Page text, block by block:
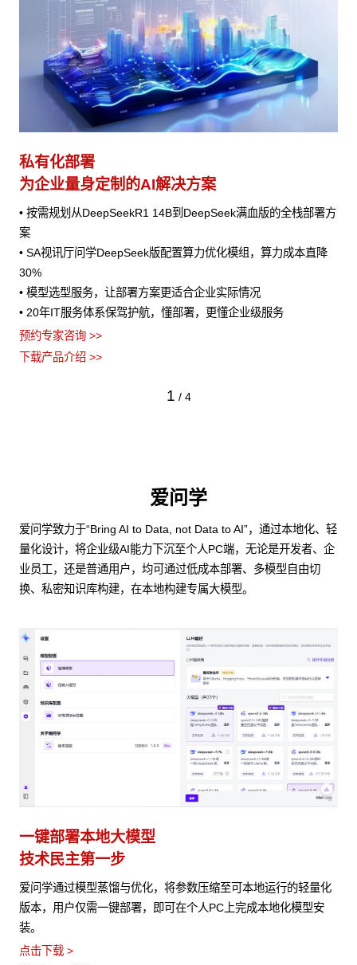
私有化部署
为企业量身定制的AI解决方案
• 按需规划从DeepSeekR1 14B到DeepSeek满血版的全栈部署方
案
• SA视讯厅问学DeepSeek版配置算力优化模组，算力成本直降
30%
• 模型选型服务，让部署方案更适合企业实际情况
• 20年IT服务体系保驾护航，懂部署，更懂企业级服务
预约专家咨询 >>
下载产品介绍 >>
1 / 4
爱问学
爱问学致力于“Bring AI to Data, not Data to AI”，通过本地化、轻
量化设计，将企业级AI能力下沉至个人PC端，无论是开发者、企
业员工，还是普通用户，均可通过低成本部署、多模型自由切
换、私密知识库构建，在本地构建专属大模型。
一键部署本地大模型
技术民主第一步
爱问学通过模型蒸馏与优化，将参数压缩至可本地运行的轻量化
版本，用户仅需一键部署，即可在个人PC上完成本地化模型安
装。
点击下载 >